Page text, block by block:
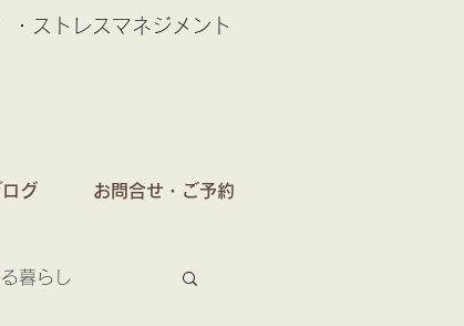
・ストレスマネジメント
ログ お問合せ・ご予約
暮らし